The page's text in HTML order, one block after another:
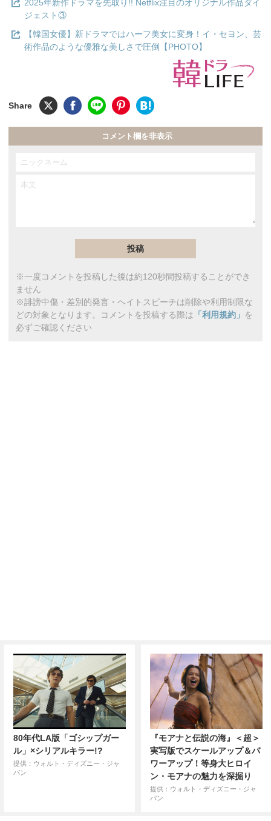
2025年新作ドラマを先取り!! Netflix注目のオリジナル作品ダイ
ジェスト③
【韓国女優】新ドラマではハーフ美女に変身！イ・セヨン、芸
術作品のような優雅な美しさで圧倒【PHOTO】
コメント欄を非表示
※一度コメントを投稿した後は約120秒間投稿することができ
ません
※誹謗中傷・差別的発言・ヘイトスピーチは削除や利用制限な
どの対象となります。コメントを投稿する際は 「利用規約」 を
必ずご確認ください
80年代LA版「ゴシップガー
ル」×シリアルキラー!?
提供：ウォルト・ディズニー・ジャ
パン
『モアナと伝説の海』＜超＞
実写版でスケールアップ＆パ
ワーアップ！等身大ヒロイ
ン・モアナの魅力を深掘り
提供：ウォルト・ディズニー・ジャ
パン